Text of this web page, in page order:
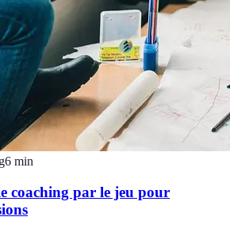
6 min
coaching par le jeu pour